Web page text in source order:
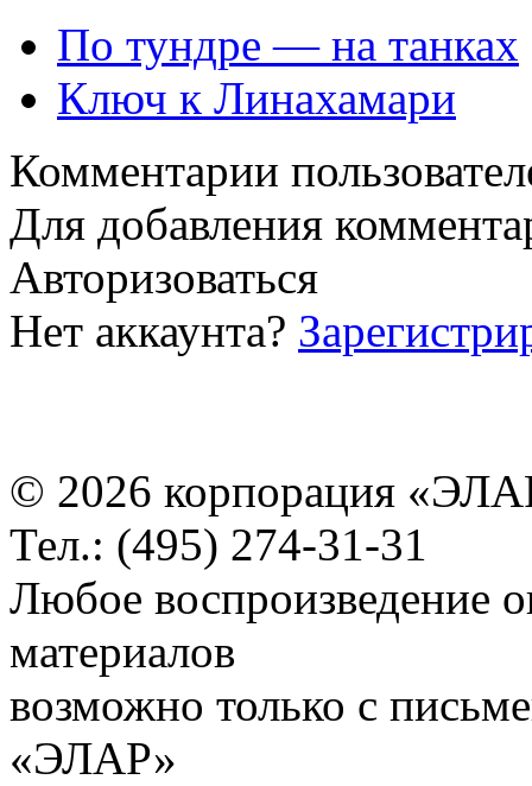
По тундре — на танках
Ключ к Линахамари
Комментарии
Для добавления
Авторизоваться
Нет аккаунта?
© 2026 корпорация
Тел.: (495) 274-31-31
Любое воспроизведение
материалов
возможно только с
«ЭЛАР»